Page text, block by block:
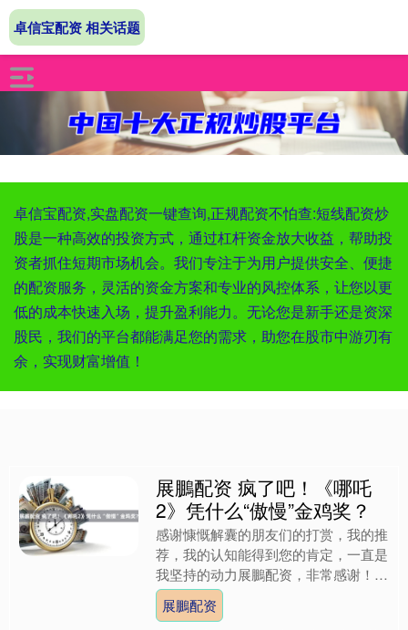
卓信宝配资,实盘配资一键查询,正规配资不怕查:短线配资炒
股是一种高效的投资方式，通过杠杆资金放大收益，帮助投
资者抓住短期市场机会。我们专注于为用户提供安全、便捷
的配资服务，灵活的资金方案和专业的风控体系，让您以更
低的成本快速入场，提升盈利能力。无论您是新手还是资深
股民，我们的平台都能满足您的需求，助您在股市中游刃有
余，实现财富增值！
卓信宝配资 相关话题
展鵬配资 疯了吧！《哪吒
2》凭什么“傲慢”金鸡奖？
感谢慷慨解囊的朋友们的打赏，我的推
荐，我的认知能得到您的肯定，一直是
我坚持的动力展鵬配资，非常感谢！
如果只想骂的话，可以开始了！如果想
认真分析的话，且听落雪一....
展鵬配资